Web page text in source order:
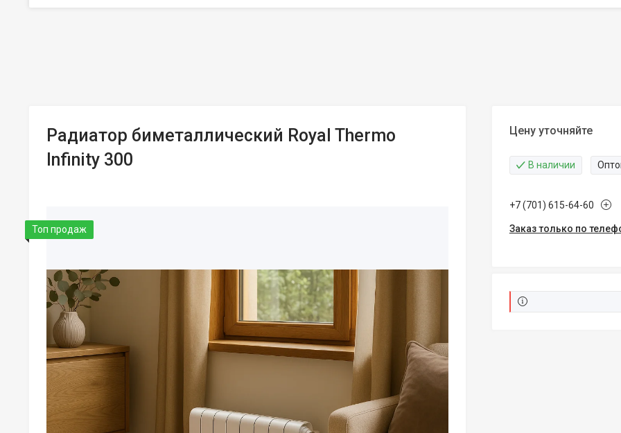
Радиатор биметаллический Royal Thermo
Infinity 300
Топ продаж
Цену уточняйте
В наличии
+7 (701) 615-64-60
Заказ только по